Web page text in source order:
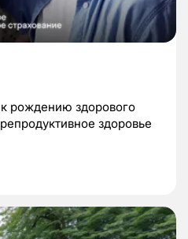
рождению здорового
здоровье